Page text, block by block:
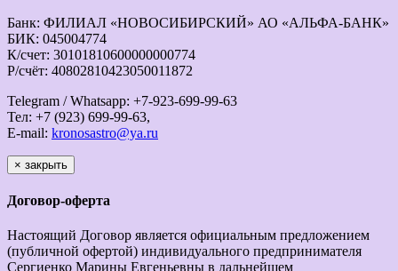
Банк: ФИЛИАЛ «НОВОСИБИРСКИЙ» АО «АЛЬФА-БАНК»
БИК: 045004774
К/счет: 30101810600000000774
Р/счёт: 40802810423050011872
Telegram / Whatsapp: +7-923-699-99-63
Тел: +7 (923) 699-99-63,
E-mail: kronosastro@ya.ru
× закрыть
Договор-оферта
Настоящий Договор является официальным предложением
(публичной офертой) индивидуального предпринимателя
Сергиенко Марины Евгеньевны в дальнейшем